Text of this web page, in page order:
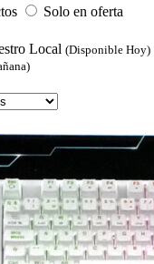
Solo en oferta
Local (Disponible Hoy)